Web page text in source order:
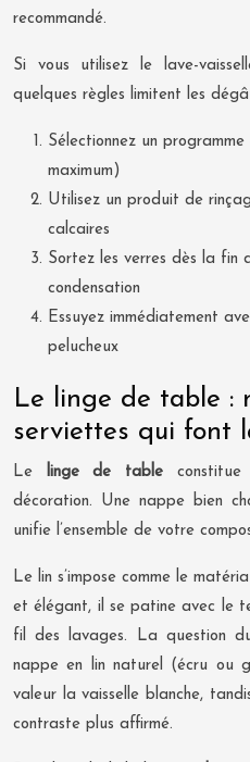
recommandé.
Si vous utilisez le lave-
quelques règles limitent les
Sélectionnez un
maximum)
Utilisez un produit de
calcaires
Sortez les verres dès la fin
condensation
Essuyez immédiatement
pelucheux
Le linge de table :
serviettes qui font
Le linge de table
décoration. Une nappe bien
unifie l’ensemble de votre
Le lin s’impose comme le
et élégant, il se patine avec le
fil des lavages. La question
nappe en lin naturel (écru ou
valeur la vaisselle blanche,
contraste plus affirmé.